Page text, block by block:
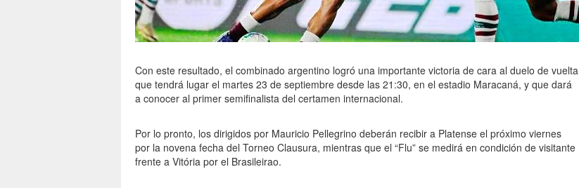
Con este resultado, el combinado argentino logró una importante victoria de cara al duelo de vuelta
que tendrá lugar el martes 23 de septiembre desde las 21:30, en el estadio Maracaná, y que dará
a conocer al primer semifinalista del certamen internacional.
Por lo pronto, los dirigidos por Mauricio Pellegrino deberán recibir a Platense el próximo viernes
por la novena fecha del Torneo Clausura, mientras que el “Flu” se medirá en condición de visitante
frente a Vitória por el Brasileirao.